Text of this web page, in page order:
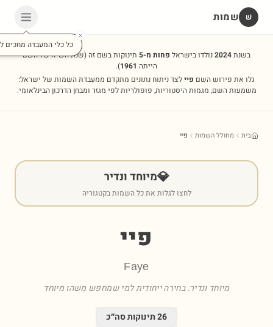
שׁ שמות
בשנת2024נולדו בישראל פחות מ-5 תינוקות בשם זה(שנת השיא של השם
הייתה 1961
).
גלו את פירוש השם פיילצד ניתוח נתונים מתקדם ממעבדת השמות של ישראל:
משמעות השם, מגמות היסטוריות, פופולריות לפי מגזר ומבחן הדרכון הבינלאומי.
בית מחולל השמות פיי
💎מיוחד ונדיר
לחצו לגלות את כל השמות בקטגוריה
פיי
Faye
מיוחד ונדיר: בחירה ייחודית למי שמחפש משהו מיוחד
26תינוקות סה״כ